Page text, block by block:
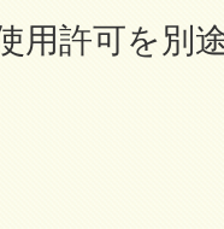
用許可を別